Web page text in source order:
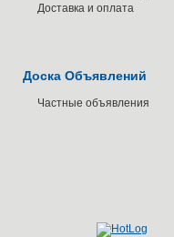
Доставка и оплата
Доска Объявлений
Частные объявления